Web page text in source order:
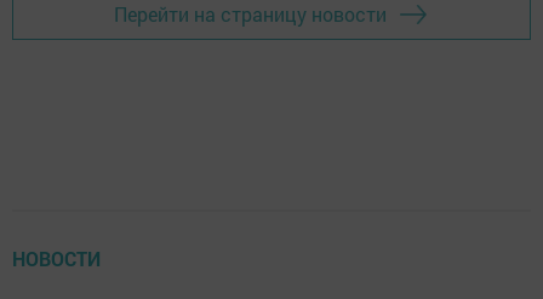
Перейти на страницу новости
НОВОСТИ